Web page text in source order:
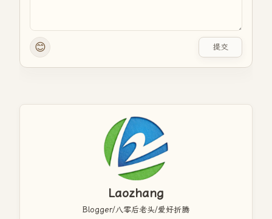
😊 提交
Laozhang
Blogger/八零后老头/爱好折腾